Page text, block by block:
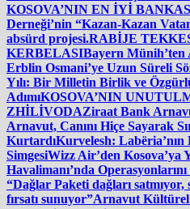
KOSOVA’NIN EN İYİ
Derneği’nin “Kazan-Kazan
absürd projesi.RABİJE
KERBELASIBayern Münih’ten
Erblin Osmani’ye Uzun Süreli
Yılı: Bir Milletin Birlik ve
AdımıKOSOVA’NIN
ZHİLİVODAZiraat Bank
Arnavut, Canını Hiçe Sayarak
KurtardıKurvelesh:
SimgesiWizz Air’den Kosova’ya
Havalimanı’nda
“Dağlar Paketi dağları satmıyor,
fırsatı sunuyor”Arnavut Kültürel